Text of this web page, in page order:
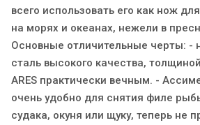
всего использовать его как нож
на морях и океанах, нежели в
Основные отличительные черты: -
сталь высокого качества,
ARES практически вечным. -
очень удобно для снятия филе
судака, окуня или щуку, теперь не